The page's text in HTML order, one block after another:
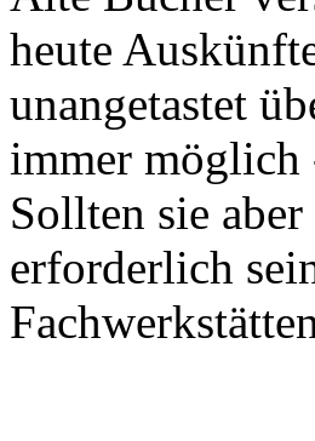
heute
unangetastet
immer möglich
Sollten sie
erforderlich